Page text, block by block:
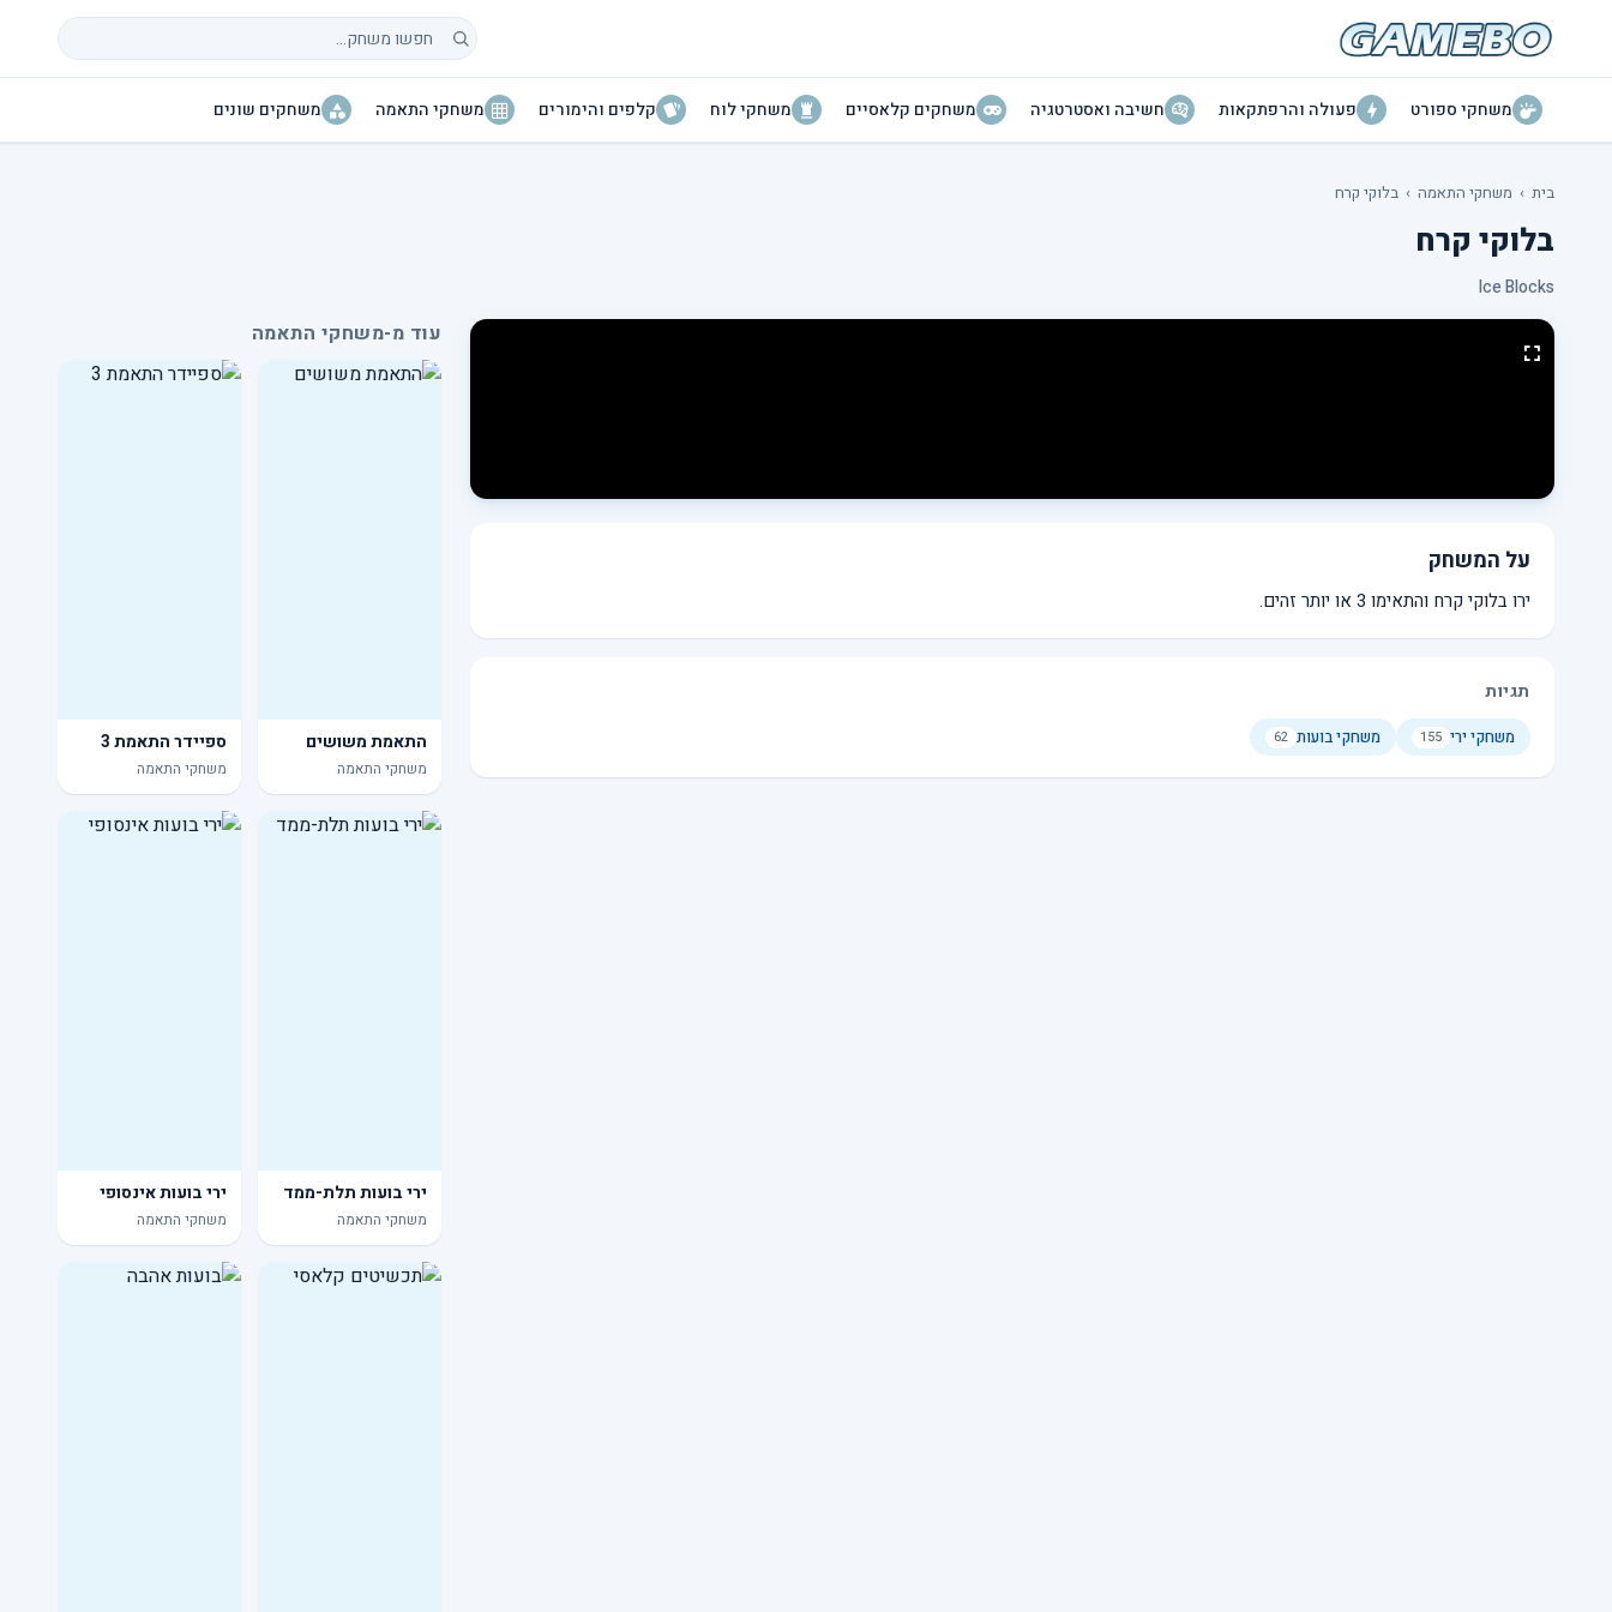
חיפוש משחקים
משחקי ספורט פעולה והרפתקאות חשיבה ואסטרטגיה משחקים קלאסיים משחקי לוח קלפים והימורים משחקי התאמה משחקים שונים
בית › משחקי התאמה › בלוקי קרח
בלוקי קרח
Ice Blocks
על המשחק
ירו בלוקי קרח והתאימו 3 או יותר זהים.
תגיות
משחקי ירי 155 משחקי בועות 62
עוד מ-משחקי התאמה
התאמת משושים
משחקי התאמה
ספיידר התאמת 3
משחקי התאמה
ירי בועות תלת-ממד
משחקי התאמה
ירי בועות אינסופי
משחקי התאמה